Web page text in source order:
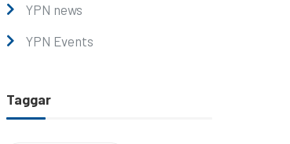
YPN news
YPN Events
Taggar